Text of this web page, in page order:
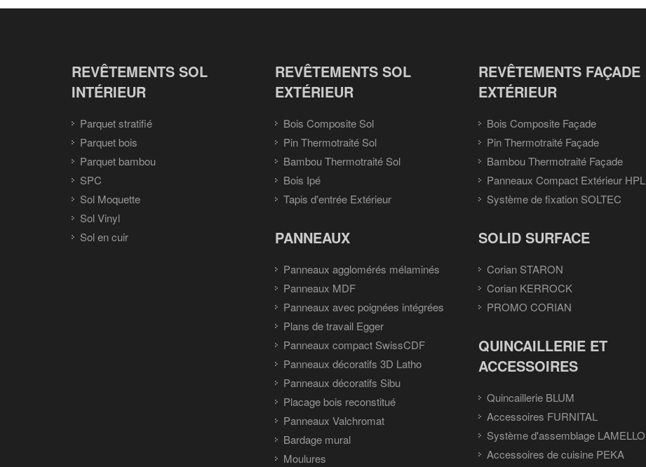
REVÊTEMENTS SOL
INTÉRIEUR
Parquet stratifié
Parquet bois
Parquet bambou
SPC
Sol Moquette
Sol Vinyl
Sol en cuir
REVÊTEMENTS SOL
EXTÉRIEUR
Bois Composite Sol
Pin Thermotraité Sol
Bambou Thermotraité Sol
Bois Ipé
Tapis d'entrée Extérieur
REVÊTEMENTS FAÇADE
EXTÉRIEUR
Bois Composite Façade
Pin Thermotraité Façade
Bambou Thermotraité Façade
Panneaux Compact Extérieur HPL
Système de fixation SOLTEC
PANNEAUX
Panneaux agglomérés mélaminés
Panneaux MDF
Panneaux avec poignées intégrées
Plans de travail Egger
Panneaux compact SwissCDF
Panneaux décoratifs 3D Latho
Panneaux décoratifs Sibu
Placage bois reconstitué
Panneaux Valchromat
Bardage mural
Moulures
SOLID SURFACE
Corian STARON
Corian KERROCK
PROMO CORIAN
QUINCAILLERIE ET
ACCESSOIRES
Quincaillerie BLUM
Accessoires FURNITAL
Système d'assemblage LAMELLO
Accessoires de cuisine PEKA